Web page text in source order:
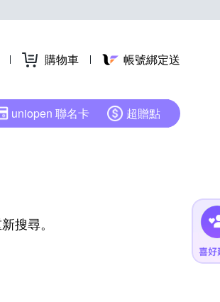
購物車 帳號綁定送
uniopen 聯名卡 超贈點
搜尋。